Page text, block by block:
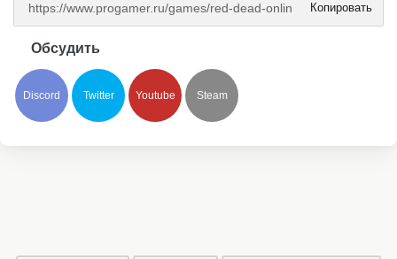
Копировать
Обсудить
Discord Twitter Youtube Steam